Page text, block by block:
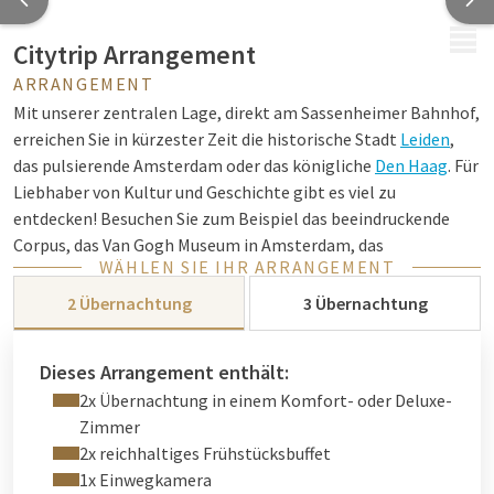
Citytrip Arrangement
ARRANGEMENT
Mit unserer zentralen Lage, direkt am Sassenheimer Bahnhof,
erreichen Sie in kürzester Zeit die historische Stadt Leiden,
das pulsierende Amsterdam oder das königliche Den Haag. Für
Liebhaber von Kultur und Geschichte gibt es viel zu
entdecken! Besuchen Sie zum Beispiel das beeindruckende
Corpus, das Van Gogh Museum in Amsterdam, das
Rijksmuseum van Oudheden in Leiden oder den Hortus
Botanicus in Leiden. Außerdem können Sie verschiedene
versteckte Juwelen besuchen, wie das Museum Noordwijk, das
Leiden.
Das Van der Valk Citytrip Arrangement bietet 2 oder 3
Übernachtungen in einem Komfort Hotelzimmer
Hotelzimmer
, einschließlich eines umfangreichen
WÄHLEN SIE IHR ARRANGEMENT
2 Übernachtung
3 Übernachtung
Dieses Arrangement enthält:
2x Übernachtung in einem Komfort- oder Deluxe-
Zimmer
2x reichhaltiges Frühstücksbuffet
1x Einwegkamera